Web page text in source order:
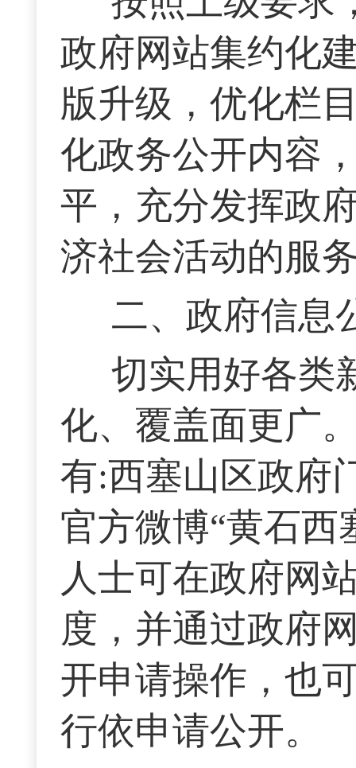
政府网站集约化
版升级，优化栏
化政务公开内容
平，充分发挥政
济社会活动的服
二、政府信息
切实用好各类
化、覆盖面更广
有:西塞山区政府
官方微博“黄石西
人士可在政府网
度，并通过政府
开申请操作，也
行依申请公开。